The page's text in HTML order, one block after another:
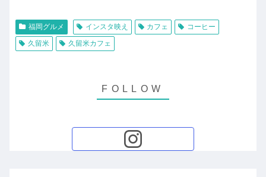
福岡グルメ インスタ映え カフェ
コーヒー
久留米
久留米カフェ